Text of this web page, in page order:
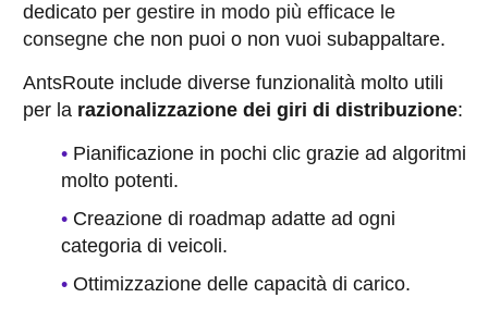
dedicato per gestire in modo più efficace le
consegne che non puoi o non vuoi subappaltare.
AntsRoute include diverse funzionalità molto utili
per la razionalizzazione dei giri di distribuzione:
Pianificazione in pochi clic grazie ad algoritmi
molto potenti.
Creazione di roadmap adatte ad ogni
categoria di veicoli.
Ottimizzazione delle capacità di carico.